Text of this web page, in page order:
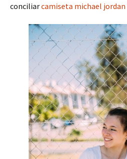
conciliarcamiseta michael jordan